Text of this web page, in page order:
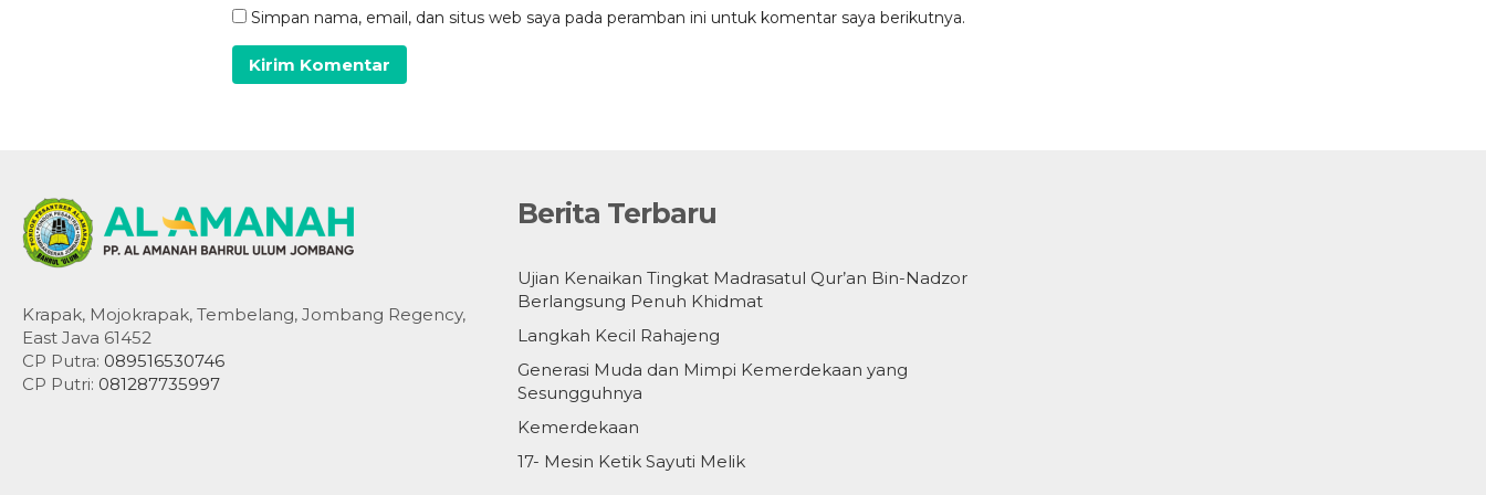
Simpan nama, email, dan situs web saya pada peramban ini untuk komentar saya berikutnya.
Krapak, Mojokrapak, Tembelang, Jombang Regency,
East Java 61452
CP Putra: 089516530746
CP Putri: 081287735997
Berita Terbaru
Ujian Kenaikan Tingkat Madrasatul Qur’an Bin-Nadzor
Berlangsung Penuh Khidmat
Langkah Kecil Rahajeng
Generasi Muda dan Mimpi Kemerdekaan yang
Sesungguhnya
Kemerdekaan
17- Mesin Ketik Sayuti Melik